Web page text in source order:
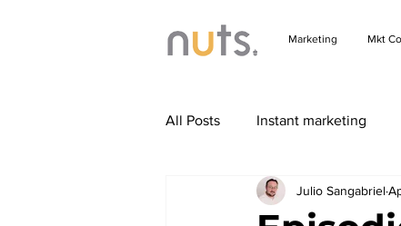
Marketing Mkt
All Posts Instant marketing
Julio Sangabriel